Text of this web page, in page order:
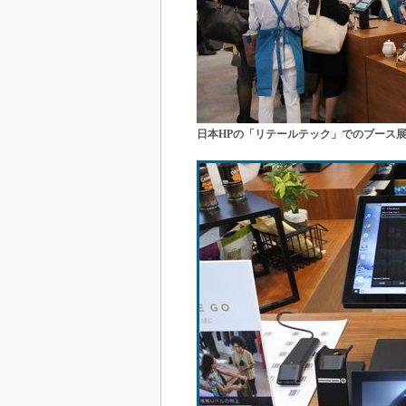
日本HPの「リテールテック」でのブース